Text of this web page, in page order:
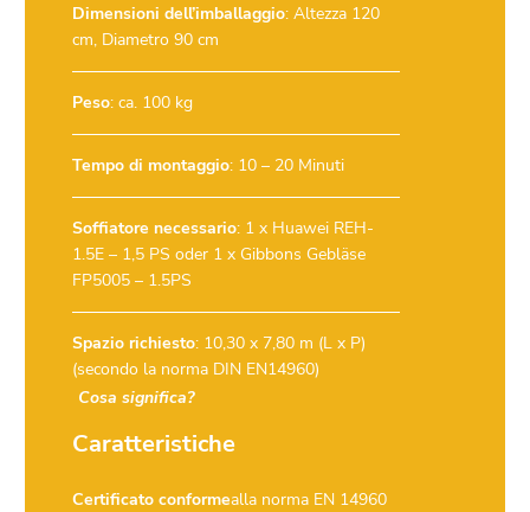
Dimensioni dell’imballaggio: Altezza 120
cm, Diametro 90 cm
Peso: ca. 100 kg
Tempo di montaggio: 10 – 20 Minuti
Soffiatore necessario: 1 x Huawei REH-
1.5E – 1,5 PS oder 1 x Gibbons Gebläse
FP5005 – 1.5PS
Spazio richiesto: 10,30 x 7,80 m (L x P)
(secondo la norma DIN EN14960)
Cosa significa?
Caratteristiche
Certificato conformealla norma EN 14960